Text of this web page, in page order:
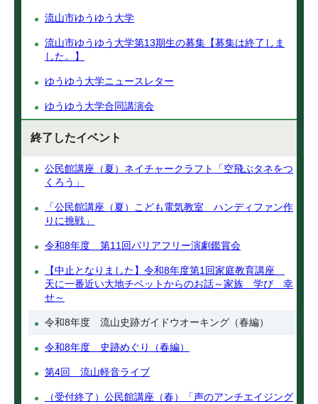
流山市ゆうゆう大学
流山市ゆうゆう大学第13期生の募集【募集は終了しま
した。】
ゆうゆう大学ニュースレター
ゆうゆう大学合同講演会
終了したイベント
公民館講座（夏）ネイチャークラフト「空飛ぶタネをつ
くろう」
「公民館講座（夏）こども電気教室 ハンディファン作
りに挑戦」
令和8年度 第11回バリアフリー演劇鑑賞会
【中止となりました】令和8年度第1回家庭教育講座
天に一番近い大地チベットからのお話～家族 学び 幸
せ～
令和8年度 流山史跡ガイドウオーキング（春編）
令和8年度 史跡めぐり（春編）
第4回 流山軽音ライブ
（受付終了）公民館講座（春）「声のアンチエイジング